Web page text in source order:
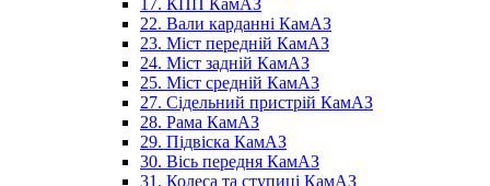
17. КПП КамАЗ
22. Вали карданні КамАЗ
23. Міст передній КамАЗ
24. Міст задній КамАЗ
25. Міст средній КамАЗ
27. Сідельний пристрій КамАЗ
28. Рама КамАЗ
29. Підвіска КамАЗ
30. Вісь передня КамАЗ
31. Колеса та ступиці КамАЗ